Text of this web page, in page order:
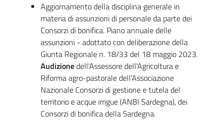
Aggiornamento della disciplina generale in
materia di assunzioni di personale da parte dei
Consorzi di bonifica. Piano annuale delle
assunzioni - adottato con deliberazione della
Giunta Regionale n. 18/33 del 18 maggio 2023.
Audizionedell'Assessore dell'Agricoltura e
Riforma agro-pastorale dell'Associazione
Nazionale Consorzi di gestione e tutela del
territorio e acque irrigue (ANBI Sardegna), dei
Consorzi di bonifica della Sardegna.